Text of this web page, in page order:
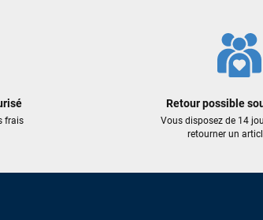
frais
Retour possible
Vous disposez de 14
retourner un
est arrivée en super état. Mauruuru roa.